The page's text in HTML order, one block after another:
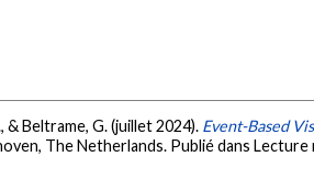
& Beltrame, G. (juillet 2024). Event-Based
The Netherlands. Publié dans